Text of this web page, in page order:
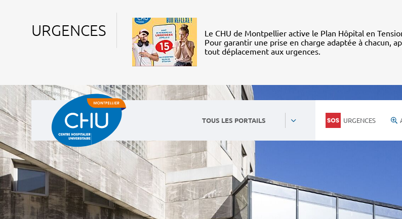
URGENCES
Le CHU de Montpellier active le Plan Hôpital en
Pour garantir une prise en charge adaptée à chacun,
tout déplacement aux urgences.
TOUS LES PORTAILS URGENCES